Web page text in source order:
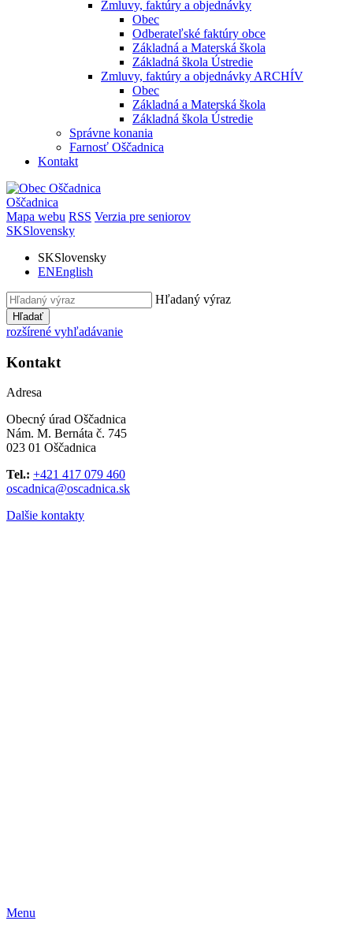
Zmluvy, faktúry a objednávky
Obec
Odberateľské faktúry obce
Základná a Materská škola
Základná škola Ústredie
Zmluvy, faktúry a objednávky ARCHÍV
Obec
Základná a Materská škola
Základná škola Ústredie
Správne konania
Farnosť Oščadnica
Kontakt
Oščadnica
Mapa webu RSS Verzia pre seniorov
SKSlovensky
SKSlovensky
ENEnglish
Hľadaný výraz
Hľadať
rozšírené vyhľadávanie
Kontakt
Adresa
Obecný úrad Oščadnica
Nám. M. Bernáta č. 745
023 01 Oščadnica
Tel.: +421 417 079 460
oscadnica@oscadnica.sk
Dalšie kontakty
Menu